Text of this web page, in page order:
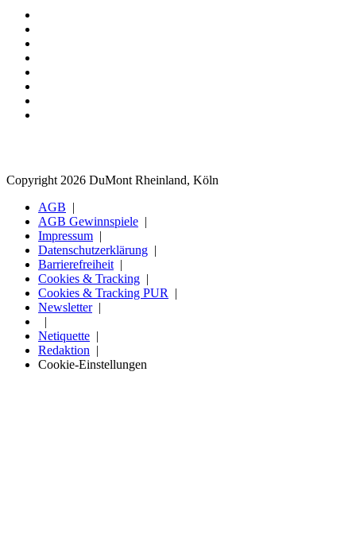
Copyright 2026 DuMont Rheinland, Köln
AGB
AGB Gewinnspiele
Impressum
Datenschutzerklärung
Barrierefreiheit
Cookies & Tracking
Cookies & Tracking PUR
Newsletter
Netiquette
Redaktion
Cookie-Einstellungen